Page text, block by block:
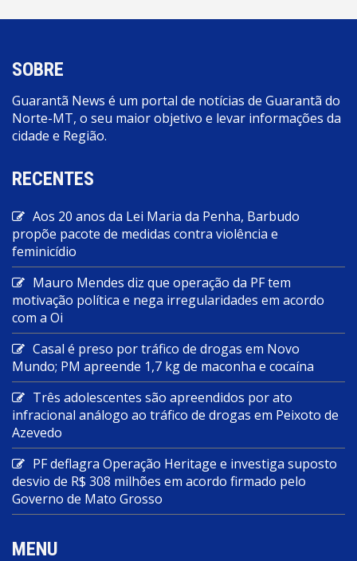
SOBRE
Guarantã News é um portal de notícias de Guarantã do
Norte-MT, o seu maior objetivo e levar informações da
cidade e Região.
RECENTES
Aos 20 anos da Lei Maria da Penha, Barbudo
propõe pacote de medidas contra violência e
feminicídio
Mauro Mendes diz que operação da PF tem
motivação política e nega irregularidades em acordo
com a Oi
Casal é preso por tráfico de drogas em Novo
Mundo; PM apreende 1,7 kg de maconha e cocaína
Três adolescentes são apreendidos por ato
infracional análogo ao tráfico de drogas em Peixoto de
Azevedo
PF deflagra Operação Heritage e investiga suposto
desvio de R$ 308 milhões em acordo firmado pelo
Governo de Mato Grosso
MENU